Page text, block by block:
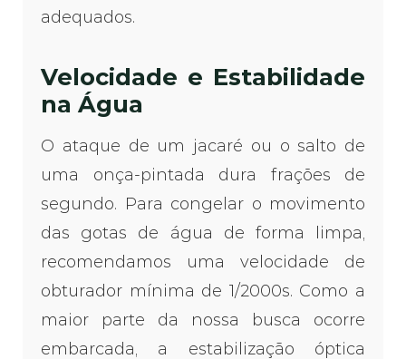
adequados.
Velocidade e Estabilidade
na Água
O ataque de um jacaré ou o salto de
uma onça-pintada dura frações de
segundo. Para congelar o movimento
das gotas de água de forma limpa,
recomendamos uma velocidade de
obturador mínima de 1/2000s. Como a
maior parte da nossa busca ocorre
embarcada, a estabilização óptica